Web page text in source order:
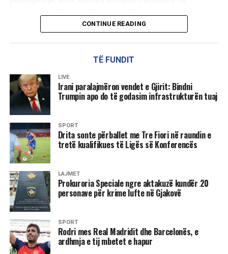
Android, raporton gazeta gjermane Bild
paralajmërim. Kështu, malware ishte tashmë në telefon, pa
sulmuesit ishte numri i telefonit i viktimës.
Skedari duhej të hapej për të shkaktuar dëmin, por sipas
ekspertëve, sulmuesit përdorën edhe truke psikologjike –
si thirrje ose mesazhe që të bindnin përdoruesin ta hapte
skedarin.
Update-i nuk mjafton gjithmonë Kompania Meta publikoi
një përditësim për të mbyllur dobësinë. Google e vlerësoi
fillimisht këtë patch si të paplotë. Tani ekziston një fix i
plotë.
Megjithatë, ekspertët këshillojnë që të mos mbështeteni
vetëm te përditësimet, por të merrni vetë masa mbrojtëse.
Këto masa duhet të merrni tani: Çaktivizoni shkarkimet
CONTINUE READING
TË FUNDIT
LIVE
Irani paralajmëron vendet e Gjirit: Bindni
Trumpin apo do të godasim infrastrukturën tuaj
SPORT
Drita sonte përballet me Tre Fiori në raundin e
tretë kualifikues të Ligës së Konferencës
LAJMET
Prokuroria Speciale ngre aktakuzë kundër 20
personave për krime lufte në Gjakovë
SPORT
Rodri mes Real Madridit dhe Barcelonës, e
ardhmja e tij mbetet e hapur